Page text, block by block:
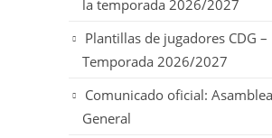
la temporada 2026/2027
Plantillas de jugadores CDG –
Temporada 2026/2027
Comunicado oficial: Asamblea
General